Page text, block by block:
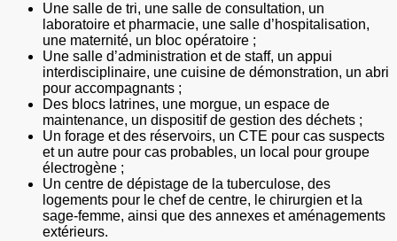
Une salle de tri, une salle de consultation, un
laboratoire et pharmacie, une salle d’hospitalisation,
une maternité, un bloc opératoire ;
Une salle d’administration et de staff, un appui
interdisciplinaire, une cuisine de démonstration, un abri
pour accompagnants ;
Des blocs latrines, une morgue, un espace de
maintenance, un dispositif de gestion des déchets ;
Un forage et des réservoirs, un CTE pour cas suspects
et un autre pour cas probables, un local pour groupe
électrogène ;
Un centre de dépistage de la tuberculose, des
logements pour le chef de centre, le chirurgien et la
sage-femme, ainsi que des annexes et aménagements
extérieurs.